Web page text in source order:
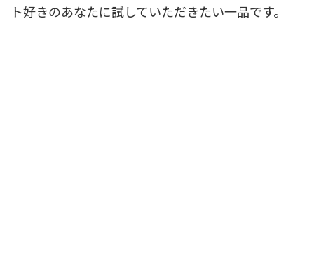
ト好きのあなたに試していただきたい一品です。